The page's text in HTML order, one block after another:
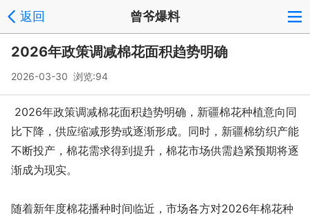
返回 曾爷爆料
2026年政策调减棉花面积趋势明确
2026-03-30 浏览:94
2026年政策调减棉花面积趋势明确，新疆棉花种植意向同
比下降，供应缩减形势或逐渐形成。同时，新疆棉纺织产能
不断投产，棉花需求得到提升，棉花市场供需趋紧预期将逐
渐成为现实。
随着新年度棉花播种时间临近，市场各方对2026年棉花种